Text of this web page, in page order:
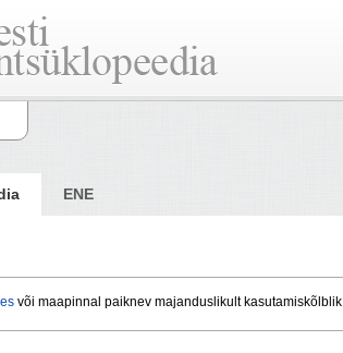
ENE
või maapinnal paiknev majanduslikult kasutamiskõlblik